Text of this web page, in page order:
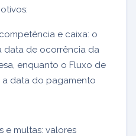
e caixa: o
data de ocorrência da
enquanto o Fluxo de
a data do pagamento
e multas: valores